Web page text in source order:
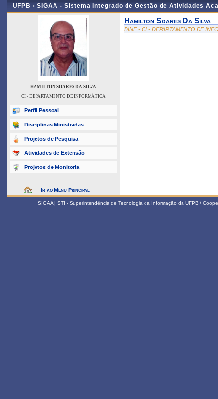
UFPB › SIGAA - Sistema Integrado de Gestão de Atividades
HAMILTON SOARES DA SILVA
CI - DEPARTAMENTO DE INFORMÁTICA
Perfil Pessoal
Disciplinas Ministradas
Projetos de Pesquisa
Atividades de Extensão
Projetos de Monitoria
Ir ao Menu Principal
Hamilton Soares Da Silva
DINF - CI - DEPARTAMENTO DE
SIGAA | STI - Superintendência de Tecnologia da Informação da UFPB /